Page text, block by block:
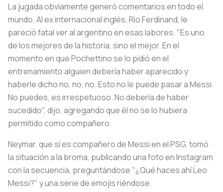
La jugada obviamente generó comentarios en todo el
mundo. Al ex internacional inglés, Rio Ferdinand, le
pareció fatal ver al argentino en esas labores. "Es uno
de los mejores de la historia, sino el mejor. En el
momento en que Pochettino se lo pidió en el
entrenamiento alguien debería haber aparecido y
haberle dichono, no, no.Esto no le puede pasar a Messi.
No puedes, es irrespetuoso. No debería de haber
sucedido", dijo, agregando que él no se lo hubiera
permitido como compañero.
Neymar, que sí es compañero de Messi en el PSG, tomó
la situación a la broma, publicando una foto en Instagram
con la secuencia, preguntándose "¿Qué haces ahí Leo
Messi?" y una serie de emojis riéndose.